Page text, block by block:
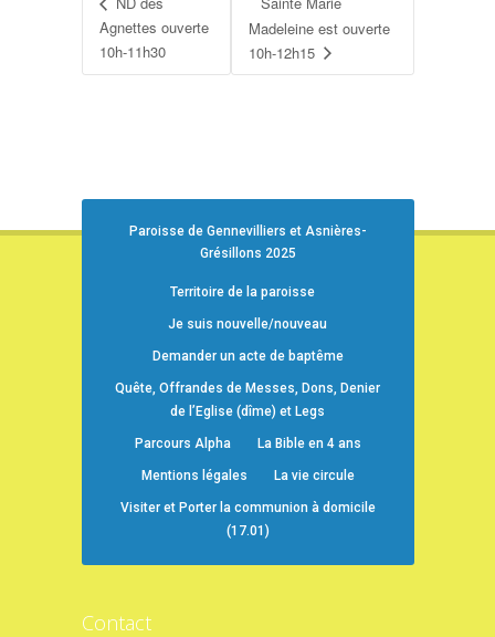
Agnettes ouverte
10h-11h30
Madeleine est ouverte
10h-12h15
Paroisse de Gennevilliers et Asnières-
Grésillons 2025
Territoire de la paroisse
Je suis nouvelle/nouveau
Demander un acte de baptême
Quête, Offrandes de Messes, Dons, Denier
de l’Eglise (dîme) et Legs
Parcours Alpha La Bible en 4 ans
Mentions légales La vie circule
Visiter et Porter la communion à domicile
(17.01)
Contact